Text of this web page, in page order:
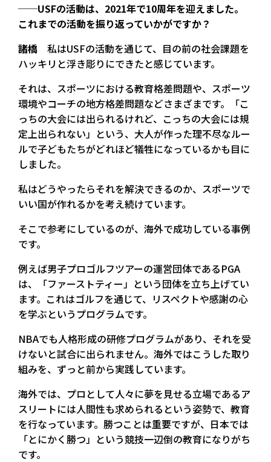
──USFの活動は、2021年で10周年を迎えました。
これまでの活動を振り返っていかがですか？
諸橋 私はUSFの活動を通じて、目の前の社会課題を
ハッキリと浮き彫りにできたと感じています。
それは、スポーツにおける教育格差問題や、スポーツ
環境やコーチの地方格差問題などさまざまです。「こ
っちの大会には出られるけれど、こっちの大会には規
定上出られない」という、大人が作った理不尽なルー
ルで子どもたちがどれほど犠牲になっているかも目に
しました。
私はどうやったらそれを解決できるのか、スポーツで
いい国が作れるかを考え続けています。
そこで参考にしているのが、海外で成功している事例
です。
例えば男子プロゴルフツアーの運営団体であるPGA
は、「ファーストティー」という団体を立ち上げてい
ます。これはゴルフを通じて、リスペクトや感謝の心
を学ぶというプログラムです。
NBAでも人格形成の研修プログラムがあり、それを受
けないと試合に出られません。海外ではこうした取り
組みを、ずっと前から実践しています。
海外では、プロとして人々に夢を見せる立場であるア
スリートには人間性も求められるという姿勢で、教育
を行なっています。勝つことは重要ですが、日本では
「とにかく勝つ」という競技一辺倒の教育になりがち
です。